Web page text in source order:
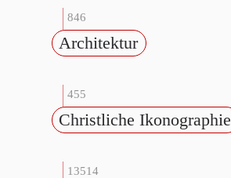
846
Architektur
455
Christliche Ikonographie
13514